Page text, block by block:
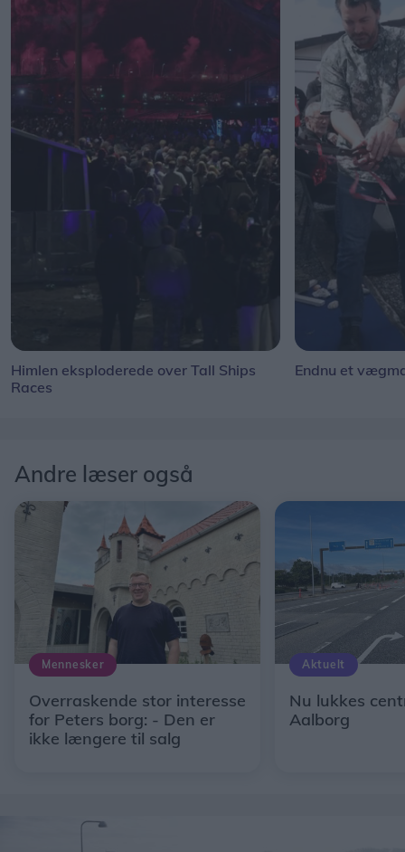
Himlen eksploderede over Tall Ships
Races
Endnu et
Andre læser også
Mennesker
Overraskende stor interesse
for Peters borg: - Den er
ikke længere til salg
Aktuelt
Nu lukkes
Aalborg